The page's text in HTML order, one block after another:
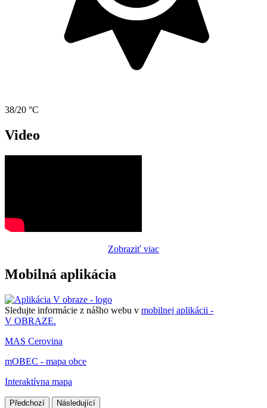
38/20 °C
Video
Zobraziť viac
Mobilná aplikácia
Sledujte informácie z nášho webu v mobilnej aplikácii -
V OBRAZE.
MAS Cerovina
mOBEC - mapa obce
Interaktívna mapa
Předchozí Následující